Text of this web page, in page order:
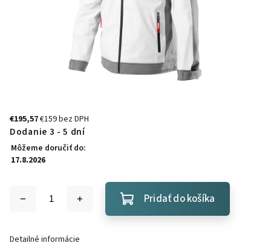
€195,57€159 bez DPH
Dodanie 3 - 5 dní
Môžeme doručiť do:
17.8.2026
Pridať do košíka
Detailné informácie